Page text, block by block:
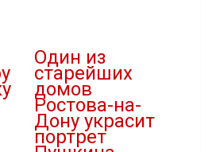
Один из
старейших
домов
Ростова-на-
Дону украсит
портрет